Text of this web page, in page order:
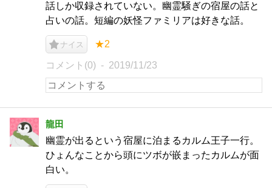
話しか収録されていない。幽霊騒ぎの宿屋の話と
占いの話。短編の妖怪ファミリアは好きな話。
ナイス ★2
コメント(0) 2019/11/23
龍田
幽霊が出るという宿屋に泊まるカルム王子一行。
ひょんなことから頭にツボが嵌まったカルムが面
白い。